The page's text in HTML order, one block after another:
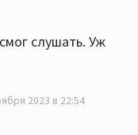
слушать. Уж
2023 в 22:54